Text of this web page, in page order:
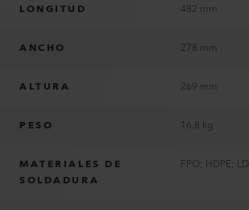
LONGITUD 482 mm
ANCHO 278 mm
ALTURA 269 mm
PESO 16.8 kg
MATERIALES DE
SOLDADURA